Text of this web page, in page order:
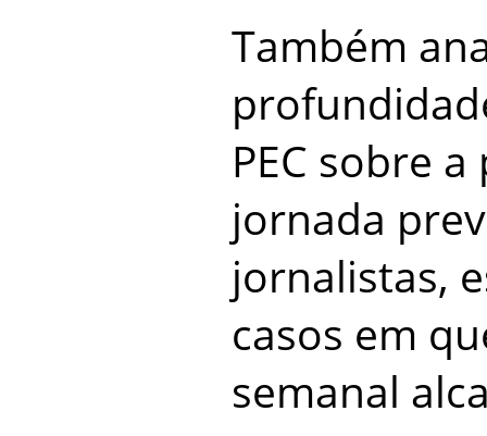
Também
PEC sobre
jornada
jornalistas,
casos em
semanal